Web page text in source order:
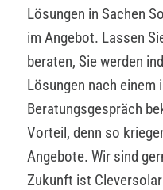
Lösungen in Sachen
im Angebot. Lassen
beraten, Sie werden
Lösungen nach einem
Beratungsgespräch
Vorteil, denn so
Angebote. Wir sind
Zukunft ist